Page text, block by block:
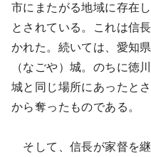
市にまたがる地域に存在
とされている。これは信
かれた。続いては、愛知
（なごや）城。のちに徳
城と同じ場所にあったと
から奪ったものである。
そして、信長が家督を